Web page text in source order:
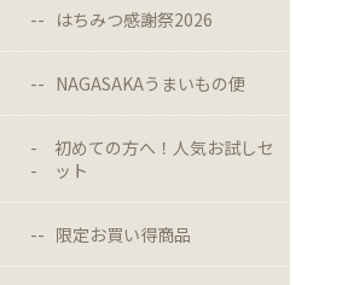
はちみつ感謝祭2026
NAGASAKAうまいもの便
初めての方へ！人気お試しセ
ット
限定お買い得商品